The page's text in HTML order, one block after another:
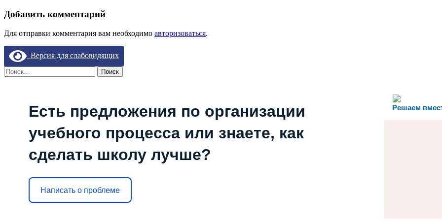
Добавить комментарий
Для отправки комментария вам необходимо авторизоваться.
Версия для слабовидящих
Найти:
Решаем
Есть предложения по организации
учебного процесса или знаете, как
сделать школу лучше?
Написать о проблеме